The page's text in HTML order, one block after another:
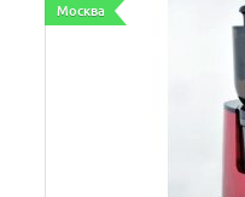
Москва